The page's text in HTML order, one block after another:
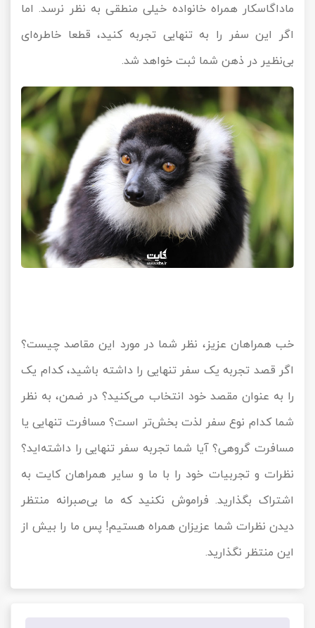
ماداگاسکار همراه خانواده خیلی منطقی به نظر نرسد. اما
اگر این سفر را به تنهایی تجربه کنید، قطعا خاطره‌ای
بی‌نظیر در ذهن شما ثبت خواهد شد.
خب همراهان عزیز، نظر شما در مورد این مقاصد چیست؟
اگر قصد تجربه یک سفر تنهایی را داشته باشید، کدام یک
را به عنوان مقصد خود انتخاب می‌کنید؟ در ضمن، به نظر
شما کدام نوع سفر لذت بخش‌تر است؟ مسافرت تنهایی یا
مسافرت گروهی؟ آیا شما تجربه سفر تنهایی را داشته‌اید؟
نظرات و تجربیات خود را با ما و سایر همراهان کایت به
اشتراک بگذارید. فراموش نکنید که ما بی‌صبرانه منتظر
دیدن نظرات شما عزیزان همراه هستیم! پس ما را بیش از
این منتظر نگذارید.